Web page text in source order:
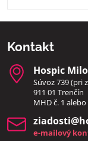
Kontakt
Hospic
Súvoz 739 (pri
911 01 Trenčín
MHD č. 1
e-mailový